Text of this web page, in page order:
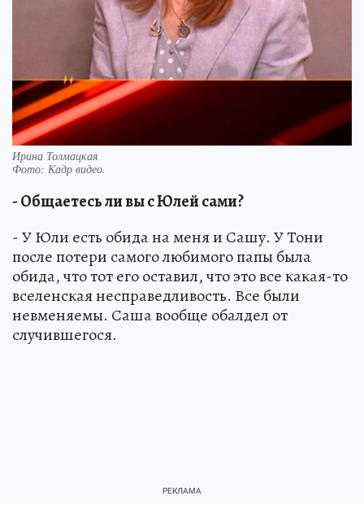
Ирина Толмацкая
Фото: Кадр видео.
- Общаетесь ли вы с Юлей сами?
- У Юли есть обида на меня и Сашу. У Тони
после потери самого любимого папы была
обида, что тот его оставил, что это все какая-то
вселенская несправедливость. Все были
невменяемы. Саша вообще обалдел от
случившегося.